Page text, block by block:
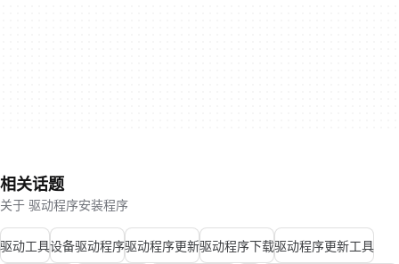
相关话题
关于 驱动程序安装程序
驱动工具设备驱动程序驱动程序更新驱动程序下载驱动程序更新工具